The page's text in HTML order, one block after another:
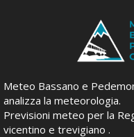
Meteo Bassano e
analizza la meteorologia.
Previsioni meteo per la
vicentino e trevigiano .